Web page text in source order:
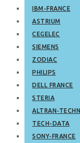
IBM-FRANCE
ASTRIUM
CEGELEC
SIEMENS
ZODIAC
PHILIPS
DELL FRANCE
STERIA
ALTRAN-
TECH-DATA
SONY-FRANCE